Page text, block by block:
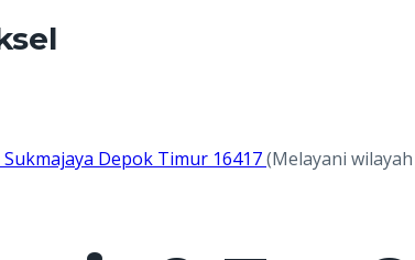
Sukmajaya Depok Timur 16417(Melayani